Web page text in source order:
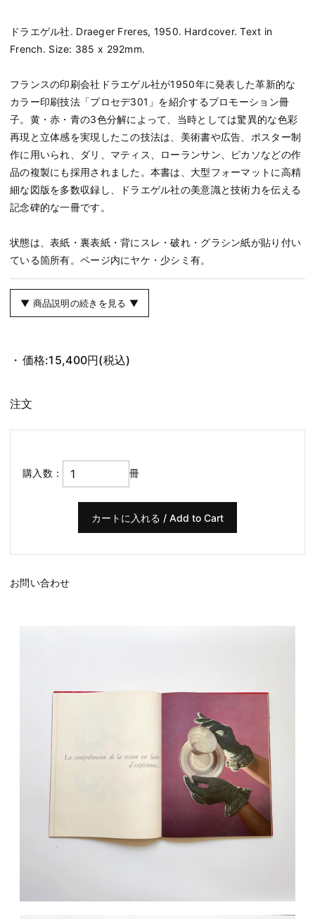
ドラエゲル社. Draeger Freres, 1950. Hardcover. Text in
French. Size: 385 x 292mm.
フランスの印刷会社ドラエゲル社が1950年に発表した革新的な
カラー印刷技法「プロセデ301」を紹介するプロモーション冊
子。黄・赤・青の3色分解によって、当時としては驚異的な色彩
再現と立体感を実現したこの技法は、美術書や広告、ポスター制
作に用いられ、ダリ、マティス、ローランサン、ピカソなどの作
品の複製にも採用されました。本書は、大型フォーマットに高精
細な図版を多数収録し、ドラエゲル社の美意識と技術力を伝える
記念碑的な一冊です。
状態は、表紙・裏表紙・背にスレ・破れ・グラシン紙が貼り付い
ている箇所有。ページ内にヤケ・少シミ有。
▼ 商品説明の続きを見る ▼
価格:15,400円(税込)
注文
購入数： 冊
お問い合わせ